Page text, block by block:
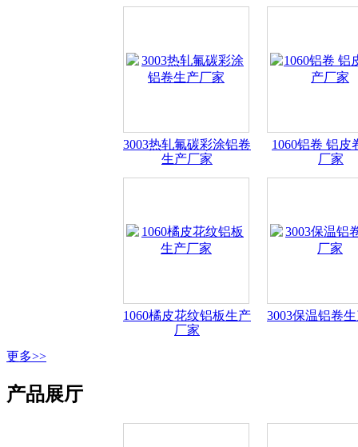
3003热轧氟碳彩涂铝卷
生产厂家
1060铝卷 铝皮
厂家
1060橘皮花纹铝板生产
厂家
3003保温铝卷
更多>>
产品展厅